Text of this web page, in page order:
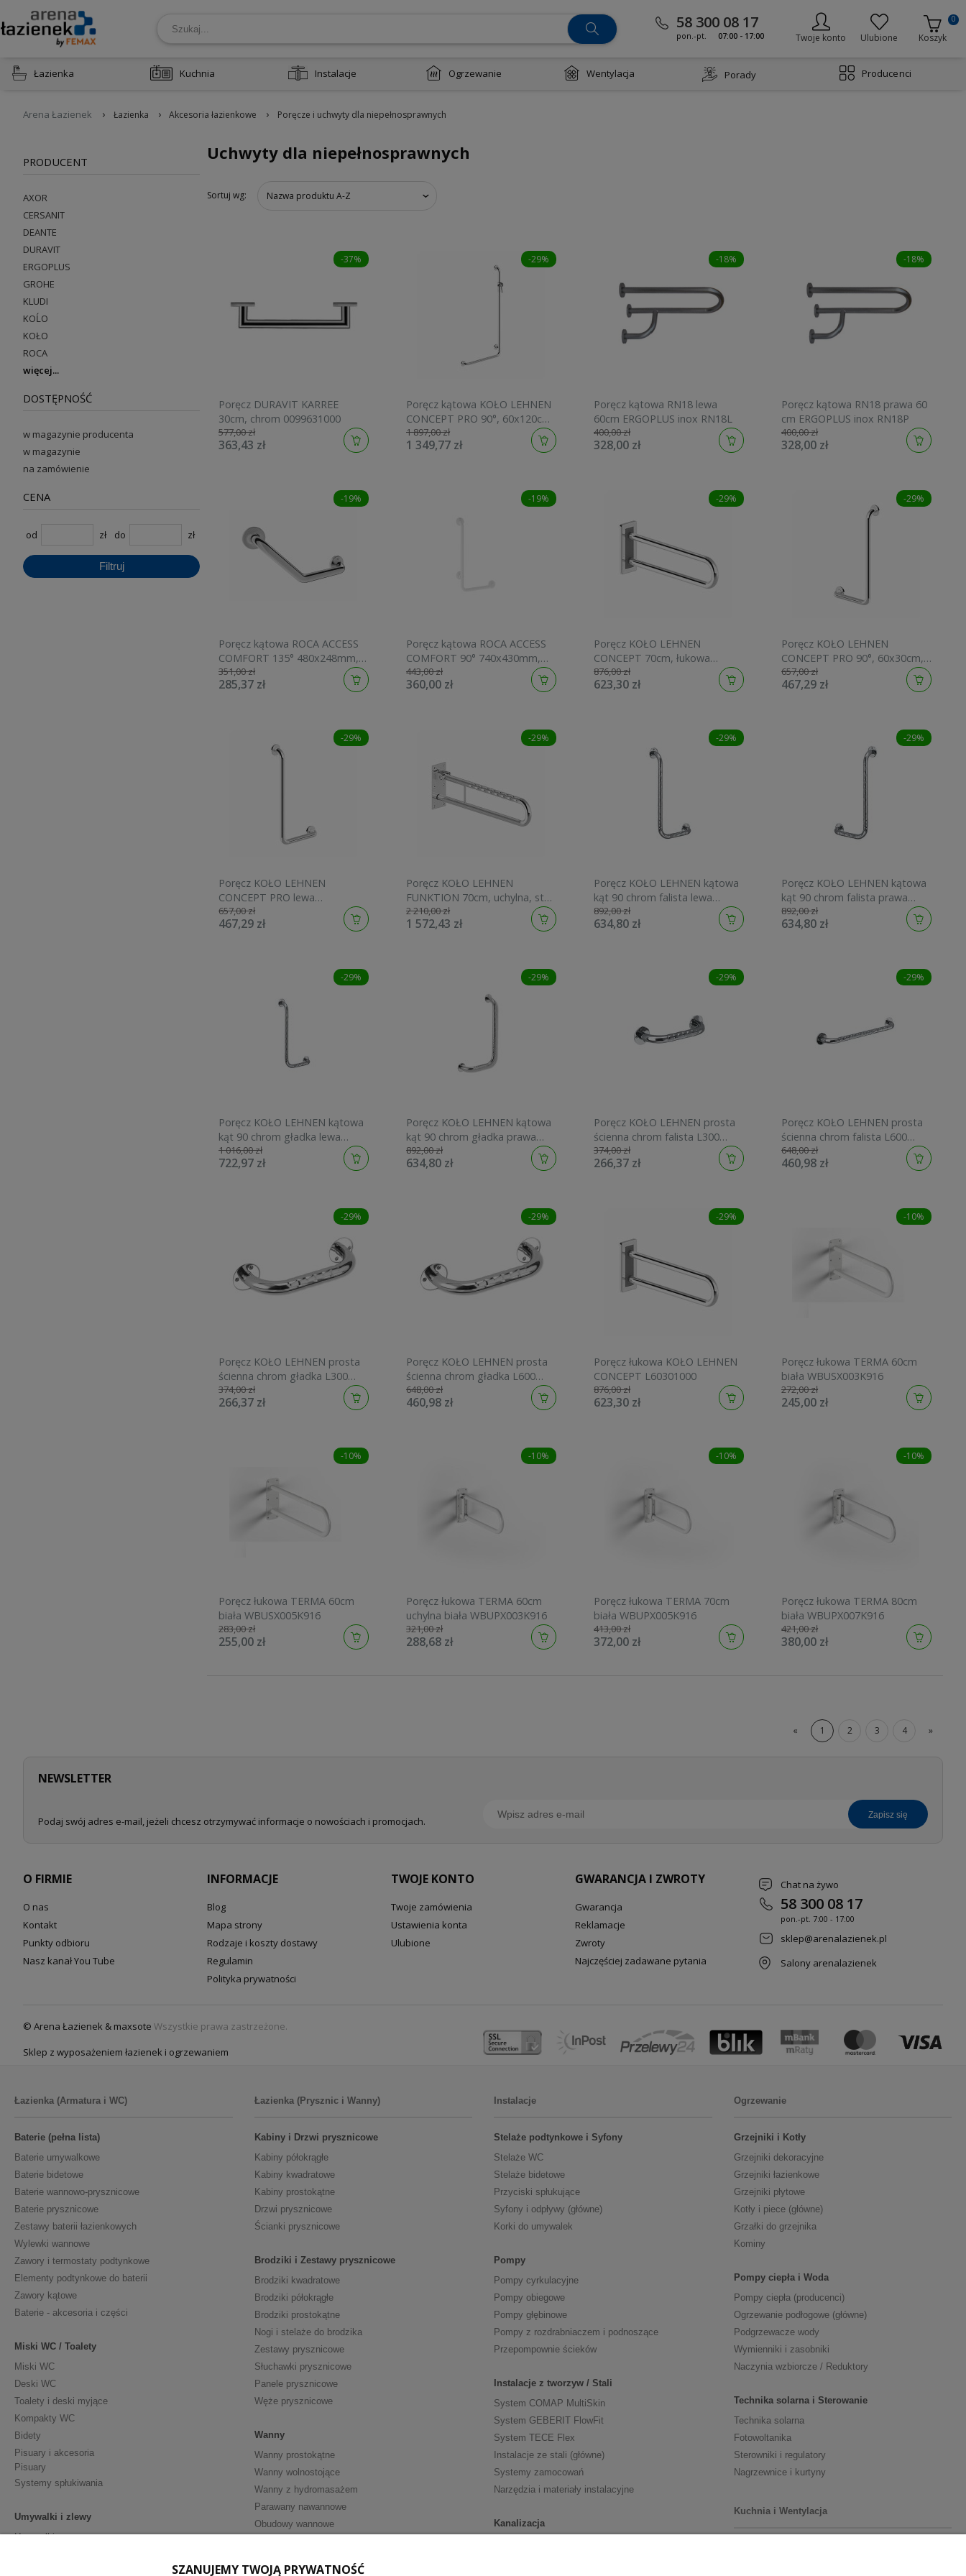
58 300 08 17
pon.-pt. 07:00 - 17:00 Twoje konto Ulubione Koszyk
0
Łazienka Kuchnia Instalacje Ogrzewanie Wentylacja Porady Producenci
Arena Łazienek › Łazienka › Akcesoria łazienkowe › Poręcze i uchwyty dla niepełnosprawnych
PRODUCENT
AXOR
CERSANIT
DEANTE
DURAVIT
ERGOPLUS
GROHE
KLUDI
KOĹO
KOŁO
ROCA
więcej
DOSTĘPNOŚĆ
na zamówienie
w magazynie
w magazynie producenta
CENA
od zł do zł
Filtruj
Uchwyty dla niepełnosprawnych
Sortuj wg: Nazwa produktu A-Z
-37%
Poręcz DURAVIT KARREE
30cm, chrom 0099631000
577,00 zł
363,43 zł
-29%
Poręcz kątowa KOŁO LEHNEN
CONCEPT PRO 90°, 60x120cm,
prawa L60235100
1 897,00 zł
1 349,77 zł
-18%
Poręcz kątowa RN18 lewa
60cm ERGOPLUS inox RN18L
400,00 zł
328,00 zł
-18%
Poręcz kątowa RN18 prawa 60
cm ERGOPLUS inox RN18P
400,00 zł
328,00 zł
-19%
Poręcz kątowa ROCA ACCESS
COMFORT 135° 480x248mm,
stal nierdzewna A816931001
351,00 zł
285,37 zł
-19%
Poręcz kątowa ROCA ACCESS
COMFORT 90° 740x430mm,
lewa, biała A816906009
443,00 zł
360,00 zł
-29%
Poręcz KOŁO LEHNEN
CONCEPT 70cm, łukowa
L60302000
876,00 zł
623,30 zł
-29%
Poręcz KOŁO LEHNEN
CONCEPT PRO 90°, 60x30cm,
kątowa, prawa L60121100
657,00 zł
467,29 zł
-29%
Poręcz KOŁO LEHNEN
CONCEPT PRO lewa
L60121200
657,00 zł
467,29 zł
-29%
Poręcz KOŁO LEHNEN
FUNKTION 70cm, uchylna, stal
nierdzewna L1061002
2 210,00 zł
1 572,43 zł
-29%
Poręcz KOŁO LEHNEN kątowa
kąt 90 chrom falista lewa
306x610 L1012122
892,00 zł
634,80 zł
-29%
Poręcz KOŁO LEHNEN kątowa
kąt 90 chrom falista prawa
306x610 L1012112
892,00 zł
634,80 zł
-29%
Poręcz KOŁO LEHNEN kątowa
kąt 90 chrom gładka lewa
306x610 L1012121
1 016,00 zł
722,97 zł
-29%
Poręcz KOŁO LEHNEN kątowa
kąt 90 chrom gładka prawa
306x610 L1012111
892,00 zł
634,80 zł
-29%
Poręcz KOŁO LEHNEN prosta
ścienna chrom falista L300
L1000102
374,00 zł
266,37 zł
-29%
Poręcz KOŁO LEHNEN prosta
ścienna chrom falista L600
L1000602
648,00 zł
460,98 zł
-29%
Poręcz KOŁO LEHNEN prosta
ścienna chrom gładka L300
L1000101
374,00 zł
266,37 zł
-29%
Poręcz KOŁO LEHNEN prosta
ścienna chrom gładka L600
L1000601
648,00 zł
460,98 zł
-29%
Poręcz łukowa KOŁO LEHNEN
CONCEPT L60301000
876,00 zł
623,30 zł
-10%
Poręcz łukowa TERMA 60cm
biała WBUSX003K916
272,00 zł
245,00 zł
-10%
Poręcz łukowa TERMA 60cm
biała WBUSX005K916
283,00 zł
255,00 zł
-10%
Poręcz łukowa TERMA 60cm
uchylna biała WBUPX003K916
321,00 zł
288,68 zł
-10%
Poręcz łukowa TERMA 70cm
biała WBUPX005K916
413,00 zł
372,00 zł
-10%
Poręcz łukowa TERMA 80cm
biała WBUPX007K916
421,00 zł
380,00 zł
« 1 2 3 4 »
NEWSLETTER
Podaj swój adres e-mail, jeżeli chcesz otrzymywać informacje o nowościach i promocjach.
zapisz się
O FIRMIE
O nas
Kontakt
Punkty odbioru
Nasz kanał You Tube
INFORMACJE
Blog
Mapa strony
Rodzaje i koszty dostawy
Regulamin
Polityka prywatności
TWOJE KONTO
Twoje zamówienia
Ustawienia konta
Ulubione
GWARANCJA I ZWROTY
Gwarancja
Reklamacje
Zwroty
Najczęściej zadawane pytania
Chat na żywo
58 300 08 17
pon.-pt. 7:00 - 17:00
sklep@arenalazienek.pl
Salony arenalazienek
© Arena Łazienek & maxsote Wszystkie prawa zastrzeżone.
Sklep z wyposażeniem łazienek i ogrzewaniem
Łazienka (Armatura i WC)
Baterie (pełna lista)
Baterie umywalkowe
Baterie bidetowe
Baterie wannowo-prysznicowe
Baterie prysznicowe
Zestawy baterii łazienkowych
Wylewki wannowe
Zawory i termostaty podtynkowe
Elementy podtynkowe do baterii
Zawory kątowe
Baterie - akcesoria i części
Miski WC / Toalety
Miski WC
Deski WC
Toalety i deski myjące
Kompakty WC
Bidety
Pisuary i akcesoria
Pisuary
Systemy spłukiwania
Umywalki i zlewy
Umywalki
Łazienka (Prysznic i Wanny)
Kabiny i Drzwi prysznicowe
Kabiny półokrągłe
Kabiny kwadratowe
Kabiny prostokątne
Drzwi prysznicowe
Ścianki prysznicowe
Brodziki i Zestawy prysznicowe
Brodziki kwadratowe
Brodziki półokrągłe
Brodziki prostokątne
Nogi i stelaże do brodzika
Zestawy prysznicowe
Słuchawki prysznicowe
Panele prysznicowe
Węże prysznicowe
Wanny
Wanny prostokątne
Wanny wolnostojące
Wanny z hydromasażem
Parawany nawannowe
Obudowy wannowe
Instalacje
Stelaże podtynkowe i Syfony
Stelaże WC
Stelaże bidetowe
Przyciski spłukujące
Syfony i odpływy (główne)
Korki do umywalek
Pompy
Pompy cyrkulacyjne
Pompy obiegowe
Pompy głębinowe
Pompy z rozdrabniaczem i podnoszące
Przepompownie ścieków
Instalacje z tworzyw / Stali
System COMAP MultiSkin
System GEBERIT FlowFit
System TECE Flex
Instalacje ze stali (główne)
Systemy zamocowań
Narzędzia i materiały instalacyjne
Kanalizacja
Ogrzewanie
Grzejniki i Kotły
Grzejniki dekoracyjne
Grzejniki łazienkowe
Grzejniki płytowe
Kotły i piece (główne)
Grzałki do grzejnika
Kominy
Pompy ciepła i Woda
Pompy ciepła (producenci)
Ogrzewanie podłogowe (główne)
Podgrzewacze wody
Wymienniki i zasobniki
Naczynia wzbiorcze / Reduktory
Technika solarna i Sterowanie
Technika solarna
Fotowoltanika
Sterowniki i regulatory
Nagrzewnice i kurtyny
Kuchnia i Wentylacja
SZANUJEMY TWOJĄ PRYWATNOŚĆ